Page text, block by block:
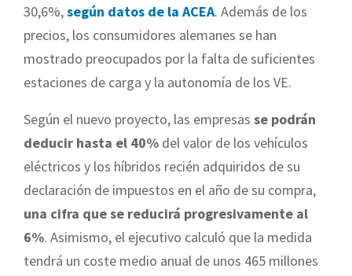
30,6%,según datos de la ACEA. Además de los
precios, los consumidores alemanes se han
mostrado preocupados por la falta de suficientes
estaciones de carga y la autonomía de los VE.
Según el nuevo proyecto, las empresas se podrán
deducir hasta el 40% del valor de los vehículos
eléctricos y los híbridos recién adquiridos de su
declaración de impuestos en el año de su compra,
una cifra que se reducirá progresivamente al
6%. Asimismo, el ejecutivo calculó que la medida
tendrá un coste medio anual de unos 465 millones